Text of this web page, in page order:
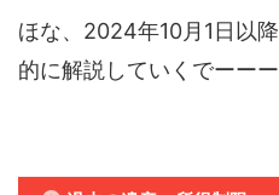
ほな、2024年10月1日以
的に解説していくでーーー